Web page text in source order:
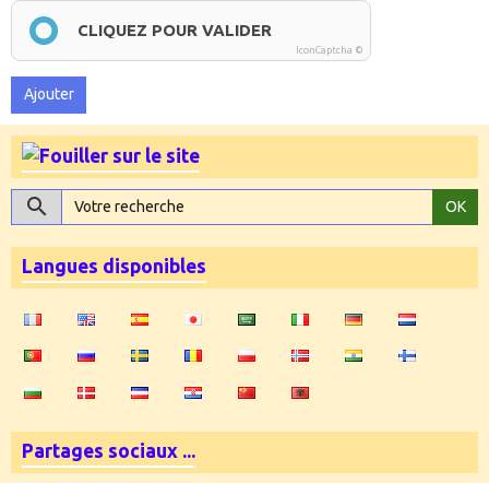
CLIQUEZ POUR VALIDER
IconCaptcha ©
Ajouter
OK
Langues disponibles
Partages sociaux ...